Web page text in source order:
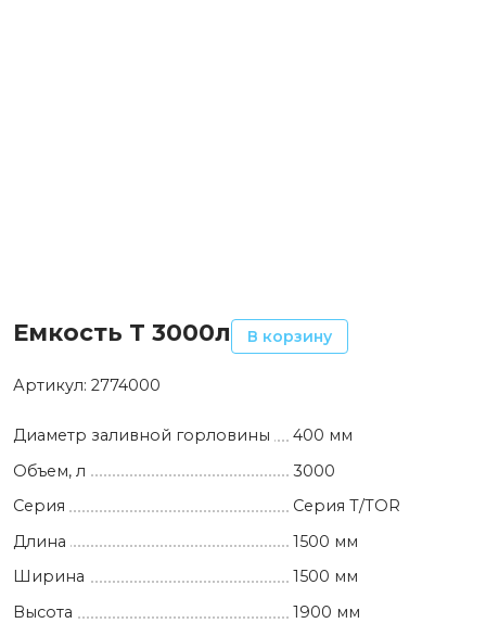
Емкость T 3000л В корзину
Артикул: 2774000
Диаметр заливной горловины
400 мм
Объем, л
3000
Серия
Серия T/TOR
Длина
1500 мм
Ширина
1500 мм
Высота
1900 мм